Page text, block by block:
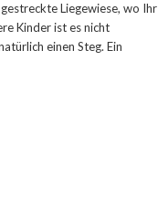
Liegewiese, wo Ihr
Kinder ist es nicht
einen Steg. Ein